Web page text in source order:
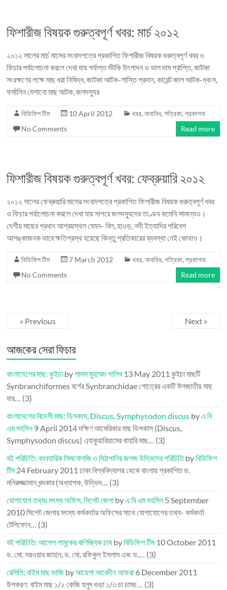
ফিশারীজ বিষয়ক গুরুত্বপূর্ণ খবর: মার্চ ২০১২
২০১২ সালের মার্চ মাসের সংবাদপত্রে প্রকাশিত ফিশারীজ বিষয়ক গুরুত্বপূর্ণ খবর ও
ফিচার পর্যালোচনা করলে দেখা যায় পর্যাপ্ত শুঁটকি উৎপাদন ও ভাল দাম প্রাপ্তি, জাটকা
সংরক্ষণের লক্ষে মাছ ধরা নিষিদ্ধ, জাটকা আটক-শাস্তি প্রদান, কারেন্ট জাল আটক-ধ্বংস,
ফর্মালিন মেশানো মাছ আটক, জলদস্যুর
বিডিফিশ টিম 10 April 2012 খবর,নানাবিধ,পত্রিকা,প্রকাশনা
No Comments
Read more
ফিশারীজ বিষয়ক গুরুত্বপূর্ণ খবর: ফেব্রুয়ারি ২০১২
২০১২ সালের ফেব্রুয়ারি মাসের সংবাদপত্রে প্রকাশিত ফিশারীজ বিষয়ক গুরুত্বপূর্ণ খবর
ও ফিচার পর্যালোচনা করলে দেখা যায় সাগরে জলদস্যুদের তাণ্ডব কমেনি সামান্যও।
দেশীয় মাছের প্রধান আশ্রয়স্থল যেমন- বিল, হাওড়, নদী ইত্যাদির পরিবেশ
আশঙ্কাজনক ভাবে ক্ষতিগ্রস্থ হয়েছে কিন্তু প্রতিকারের ব্যবস্থা নেই কোথাও।
বিডিফিশ টিম 7 March 2012 খবর,নানাবিধ,পত্রিকা,প্রকাশনা
No Comments
Read more
« Previous Next »
আজকের সেরা ফিচার
বাংলাদেশের মাছ: কুইচা byশামস মুহাম্মদ গালিব 13 May 2011 কুইচা মাছটি
Synbranchiformes বর্গের Synbranchidae গোত্রের একটি ঈলজাতীয় মাছ
যার… (3)
বাংলাদেশের বিদেশী মাছ: ডিসকাস, Discus, Symphysodon discus byএ বি
এম মহসিন9 April 2014দক্ষিণ আমেরিকার মাছ ডিসকাস (Discus,
Symphysodon discus) এ্যাকুয়ারিয়ামের বাহারি মাছ… (3)
বই পরিচিতি: ব্যবহারিক লিমনোলজি ও মিঠাপানির জলজ উদ্ভিদের পরিচিতিbyবিডিফিশ
টিম24 February 2011 ঢাকা বিশ্ববিদ্যালয় থেকে বাংলায় প্রকাশিত ড.
মনিরুজ্জামান খন্দকার (অধ্যাপক, উদ্ভিদ… (3)
যোগাযোগ তথ্যঃ মৎস্য অফিস, সিলেট জেলা byএ বি এম মহসিন5 September
2010সিলেট জেলার মৎস্য কর্মকর্তার অফিসের সাথে যোগাযোগের তথ্য- কর্মকর্তা
টেলিফোন… (3)
বই পরিচিতি: আপেল শামুকের বাণিজ্যিক চাষbyবিডিফিশ টিম 10 October 2011
ড. মো. সরওয়ার জাহান, ড. মো. রফিকুল ইসলাম এবং ড.… (3)
রেসিপি: বাইম মাছ ভাজি byআয়েশা আবেদীন আফরা 6 December 2011
উপকরণ: বাইম মাছ ১/২ কেজি হলুদ গুড়া ১/৩ চা চামচ… (3)